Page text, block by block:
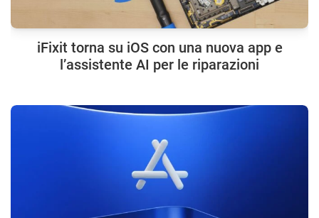
iFixit torna su iOS con una nuova app e
l’assistente AI per le riparazioni